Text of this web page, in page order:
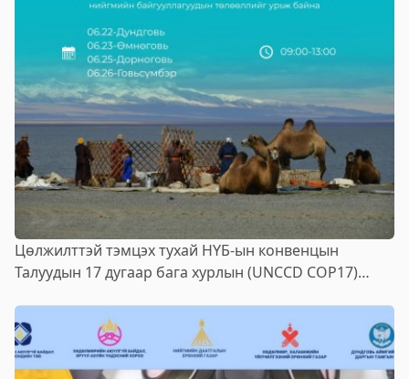
Цөлжилттэй тэмцэх тухай НҮБ-ын конвенцын
Талуудын 17 дугаар бага хурлын (UNCCD COP17)
уулзалтууд зохион байгуулагдана.